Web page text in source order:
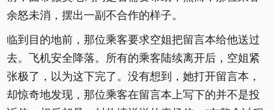
余怒未消，摆出一副不合作的样子。
临到目的地前，那位乘客要求空姐把留言本给他送过
去。飞机安全降落。所有的乘客陆续离开后，空姐紧
张极了，以为这下完了。没有想到，她打开留言本，
却惊奇地发现，那位乘客在留言本上写下的并不是投